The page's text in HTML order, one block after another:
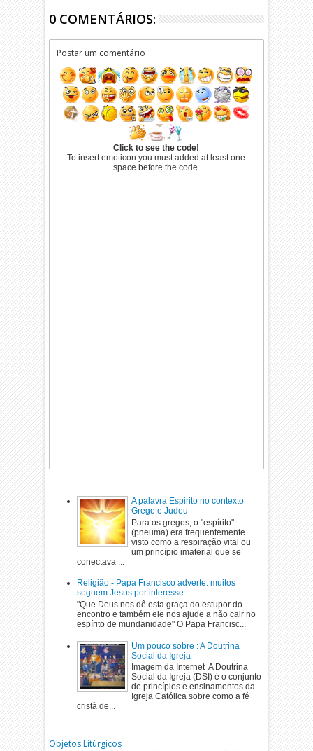
0 COMENTÁRIOS:
Postar um comentário
Click to see the code!
To insert emoticon you must added at least one
space before the code.
A palavra Espirito no contexto
Grego e Judeu
Para os gregos, o "espírito"
(pneuma) era frequentemente
visto como a respiração vital ou
um princípio imaterial que se
conectava ...
Religião - Papa Francisco adverte: muitos
seguem Jesus por interesse
"Que Deus nos dê esta graça do estupor do
encontro e também ele nos ajude a não cair no
espírito de mundanidade" O Papa Francisc...
Um pouco sobre : A Doutrina
Social da Igreja
Imagem da Internet A Doutrina
Social da Igreja (DSI) é o conjunto
de princípios e ensinamentos da
Igreja Católica sobre como a fé
cristã de...
Objetos Litúrgicos